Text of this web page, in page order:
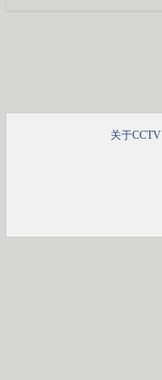
关于CCTV